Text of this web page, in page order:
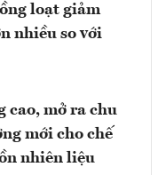
loạt giảm
nhiều so với
cao, mở ra chu
mới cho chế
nhiên liệu